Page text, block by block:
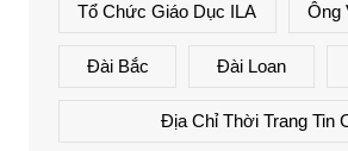
Tổ Chức Giáo Dục ILA Ông
Đài Bắc Đài Loan
Địa Chỉ Thời Trang Tin